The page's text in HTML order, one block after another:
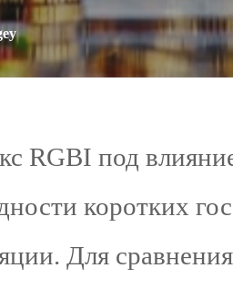
RGBI под
коротких
Для